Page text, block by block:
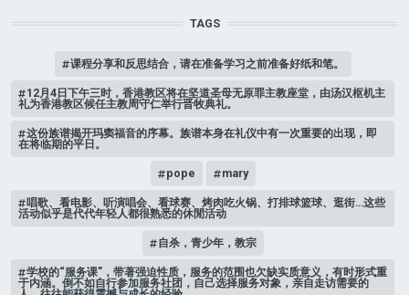
TAGS
课程分享和反思结合，请在准备学习之前准备好纸和笔。
12月4日下午三时，香港教区将在坚道圣母无原罪主教座堂，由汤汉枢机主
礼为香港教区候任主教周守仁举行晋牧典礼。
这份族谱揭开玛窦福音的序幕。族谱本身在礼仪中有一次重要的出现，即
在将临期的平日。
pope mary
唱歌、看电影、听演唱会、看球赛、烤肉吃火锅、打排球篮球、逛街…这些
活动似乎是代代年轻人都很熟悉的休閒活动
自杀，青少年，教宗
学校的“服务课”，带著强迫性质，服务的范围也欠缺实质意义，有时形式重
于内涵。倒不如自行参加服务社团，自己选择服务对象，亲自走访需要的